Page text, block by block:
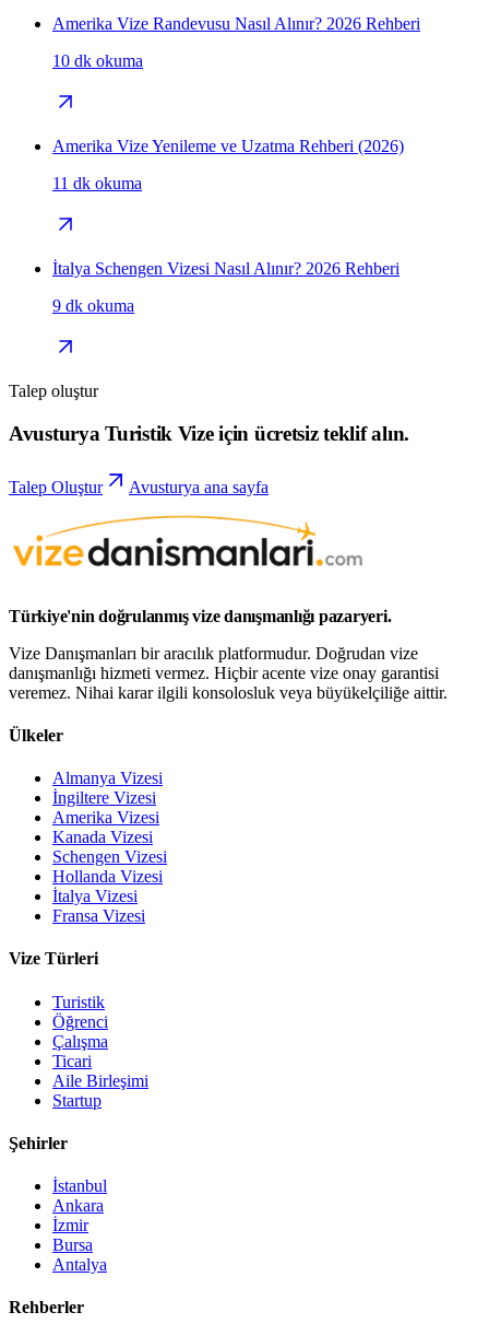
Amerika Vize Randevusu Nasıl Alınır? 2026 Rehberi
10 dk okuma
Amerika Vize Yenileme ve Uzatma Rehberi (2026)
11 dk okuma
İtalya Schengen Vizesi Nasıl Alınır? 2026 Rehberi
9 dk okuma
Talep oluştur
Avusturya Turistik Vize için ücretsiz teklif alın.
Talep Oluştur Avusturya ana sayfa
Türkiye'nin doğrulanmış vize danışmanlığı pazaryeri.
Vize Danışmanları bir aracılık platformudur. Doğrudan vize
danışmanlığı hizmeti vermez. Hiçbir acente vize onay garantisi
veremez. Nihai karar ilgili konsolosluk veya büyükelçiliğe aittir.
Ülkeler
Almanya Vizesi
İngiltere Vizesi
Amerika Vizesi
Kanada Vizesi
Schengen Vizesi
Hollanda Vizesi
İtalya Vizesi
Fransa Vizesi
Vize Türleri
Turistik
Öğrenci
Çalışma
Ticari
Aile Birleşimi
Startup
Şehirler
İstanbul
Ankara
İzmir
Bursa
Antalya
Rehberler